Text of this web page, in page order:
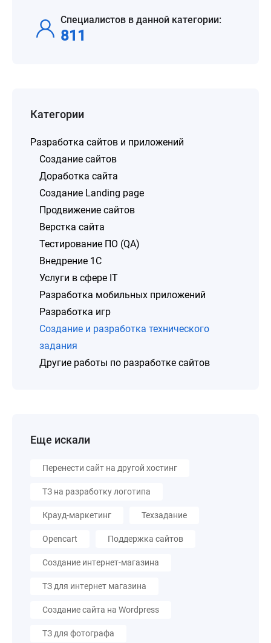
Специалистов в данной категории:
811
Категории
Разработка сайтов и приложений
Создание сайтов
Доработка сайта
Создание Landing page
Продвижение сайтов
Верстка сайта
Тестирование ПО (QA)
Внедрение 1C
Услуги в сфере IT
Разработка мобильных приложений
Разработка игр
Создание и разработка технического
задания
Другие работы по разработке сайтов
Еще искали
Перенести сайт на другой хостинг
ТЗ на разработку логотипа
Крауд-маркетинг Техзадание
Opencart Поддержка сайтов
Создание интернет-магазина
ТЗ для интернет магазина
Создание сайта на Wordpress
ТЗ для фотографа